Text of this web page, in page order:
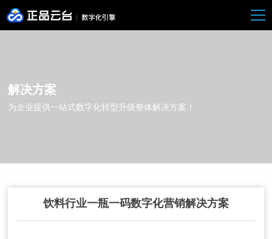
解决方案
为企业提供一站式数字化转型升级整体解决方案！
饮料行业一瓶一码数字化营销解决方案